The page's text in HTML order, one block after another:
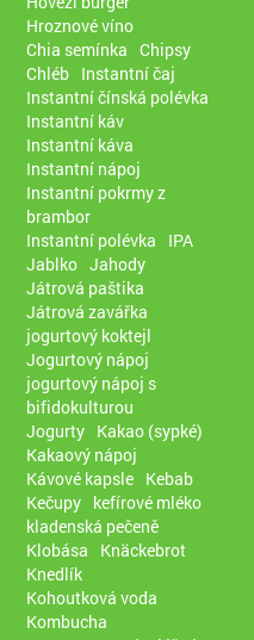
Hroznové víno
Chia semínka Chipsy
Chléb Instantní čaj
Instantní čínská polévka
Instantní káv
Instantní káva
Instantní nápoj
Instantní pokrmy z
brambor
Instantní polévka
IPA
Jablko Jahody
Játrová paštika
Játrová zavářka
jogurtový koktejl
Jogurtový nápoj
jogurtový nápoj s
bifidokulturou
Jogurty Kakao (sypké)
Kakaový nápoj
Kávové kapsle Kebab
Kečupy kefírové mléko
kladenská pečeně
Klobása
Knäckebrot
Knedlík
Kohoutková voda
Kombucha